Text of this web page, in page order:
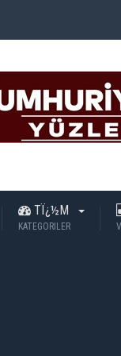
TÏ¿½M
KATEGORILER